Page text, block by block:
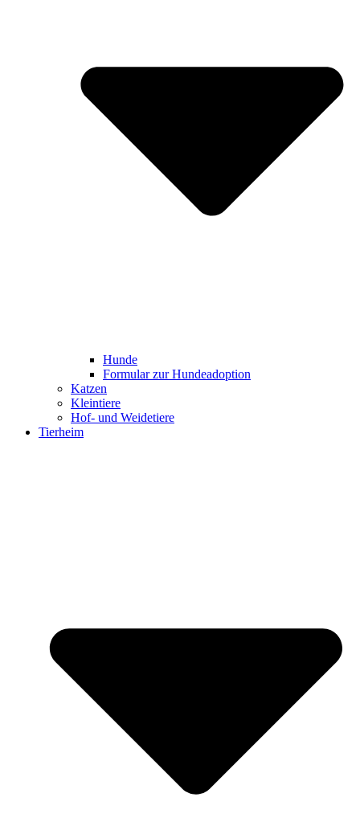
Hunde
Formular zur Hundeadoption
Katzen
Kleintiere
Hof- und Weidetiere
Tierheim